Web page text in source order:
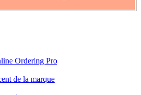
Ordering Pro
de la marque